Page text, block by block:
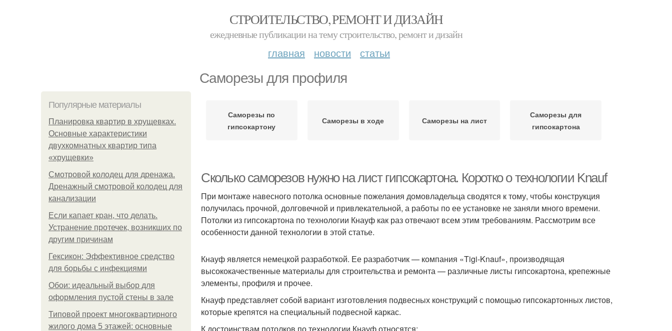
СТРОИТЕЛЬСТВО, РЕМОНТ И ДИЗАЙН
ежедневные публикации на тему строительство, ремонт и дизайн
главная новости статьи
Саморезы для профиля
Популярные материалы
Планировка квартир в хрущевках.
Основные характеристики
двухкомнатных квартир типа
«хрущевки»
Смотровой колодец для дренажа.
Дренажный смотровой колодец для
канализации
Если капает кран, что делать.
Устранение протечек, возникших по
другим причинам
Гексикон: Эффективное средство
для борьбы с инфекциями
Обои: идеальный выбор для
оформления пустой стены в зале
Типовой проект многоквартирного
жилого дома 5 этажей: основные
Саморезы по
гипсокартону
Саморезы в ходе Саморезы на лист
Саморезы для
гипсокартона
Сколько саморезов нужно на лист гипсокартона. Коротко о технологии Knauf
При монтаже навесного потолка основные пожелания домовладельца сводятся к тому, чтобы конструкция
получилась прочной, долговечной и привлекательной, а работы по ее установке не заняли много времени.
Потолки из гипсокартона по технологии Кнауф как раз отвечают всем этим требованиям. Рассмотрим все
особенности данной технологии в этой статье.
Кнауф является немецкой разработкой. Ее разработчик — компания «Tigi-Knauf», производящая
высококачественные материалы для строительства и ремонта — различные листы гипсокартона, крепежные
элементы, профиля и прочее.
Кнауф представляет собой вариант изготовления подвесных конструкций с помощью гипсокартонных листов,
которые крепятся на специальный подвесной каркас.